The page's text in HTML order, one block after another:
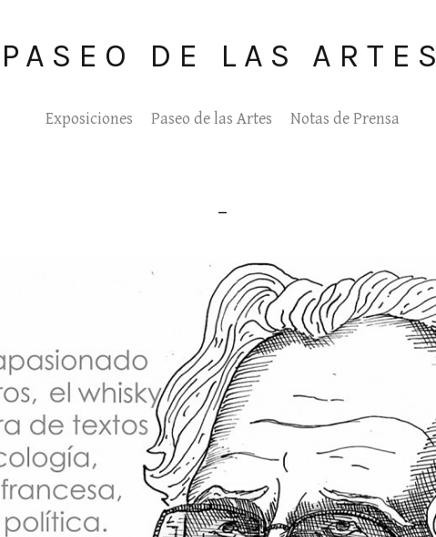
PASEO DE LAS ARTES
Exposiciones Paseo de las Artes Notas de Prensa
_